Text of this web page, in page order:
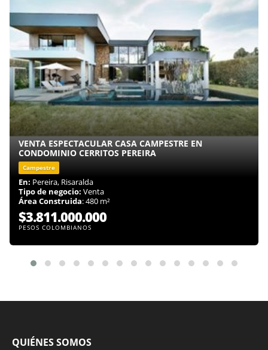
VENTA ESPECTACULAR CASA CAMPESTRE EN
CONDOMINIO CERRITOS PEREIRA
Campestre
En: Pereira, Risaralda
Tipo de negocio: Venta
Área Construida: 480 m²
$3.811.000.000
PESOS COLOMBIANOS
QUIÉNES SOMOS